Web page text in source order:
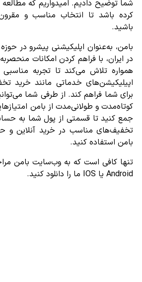
شما توضیح دادیم. امیدواریم که
کرده باشد تا انتخاب مناسب و
باشید.
در ایران، با فراهم کردن امکانات
همواره تلاش می‌کند تا تجربه مناسبی
اپیلیکیشن‌های خدماتی مانند خرید
برای شما فراهم کند. از طرفی شما
کوتاه‌مدت و طولانی‌مدت از بامن
جمع کنید تا قسمتی از پول شما به
تخفیف‌های مناسب در خرید آنلاین و
بامن استفاده کنید.
تنها کافی است که به وب‌سایت بامن
Android یا IOS ما را دانلود کنید.